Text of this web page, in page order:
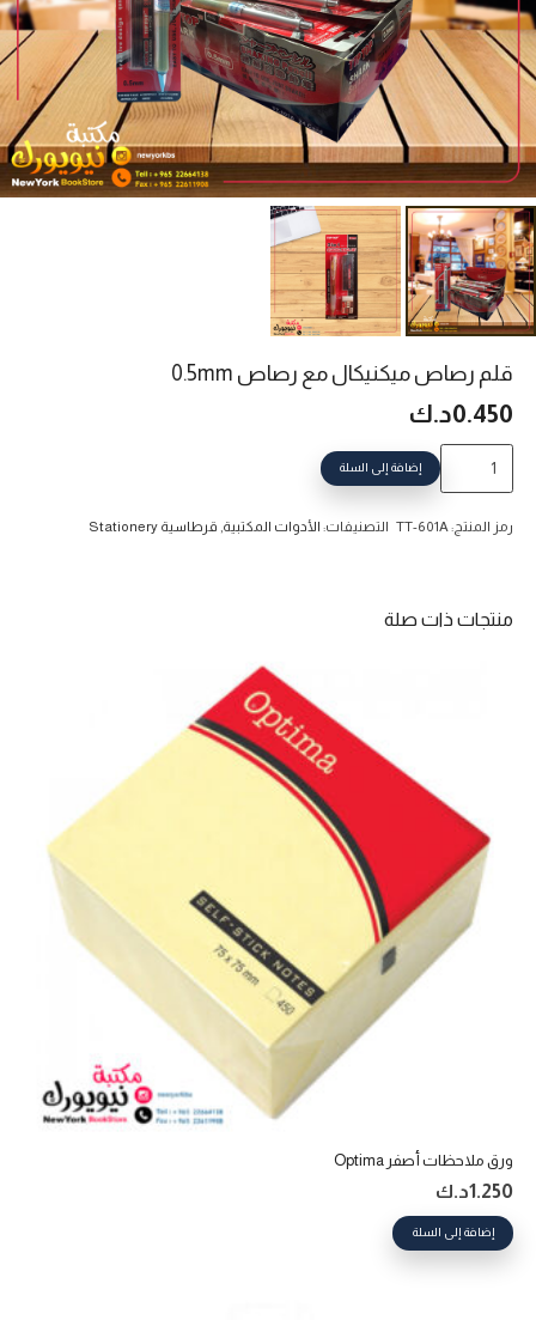
قلم رصاص ميكنيكال مع رصاص 0.5mm
0.450د.ك
قلم
إضافة إلى السلة
رمز المنتج: TT-601A التصنيفات: الأدوات المكتبية قرطاسية Stationery
منتجات ذات صلة
ورق ملاحظات أصفر Optima
1.250د.ك
إضافة إلى السلة